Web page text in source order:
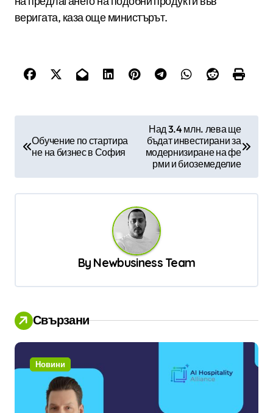
веригата, каза още министърът.
я
Обучение по стартира
не на бизнес в София
Над 3.4 млн. лева ще
бъдат инвестирани за
модернизиране на фе
рми и биоземеделие
By Newbusiness Team
Свързани
Новини